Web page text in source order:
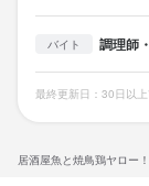
居酒屋魚と焼鳥鶏ヤロー
バイト 調理師
最終更新日：30日以
その不安は「変わ
スキルゼロで構
今のあなたで、大
「仲間が欲しい」
■飲食業界での勤
■経験ジャンル不問
■飲食業界未経験
とりあえず、話そ
・経験してきた
・新しい環境に
・コミュニケーシ
その不安は「変わ
かっこいい志望
とりあえず、話
・初めての接客で
・やりたいことが